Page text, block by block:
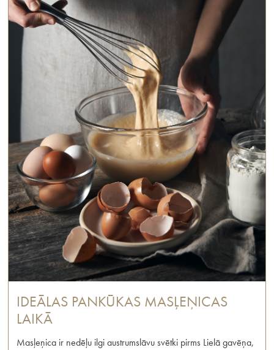
IDEĀLAS PANKŪKAS MASĻEŅICAS
LAIKĀ
Masļeņica ir nedēļu ilgi austrumslāvu svētki pirms Lielā gavēņa,